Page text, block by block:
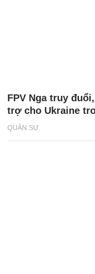
QUÂN SỰ
FPV Nga truy
trợ cho Ukraine